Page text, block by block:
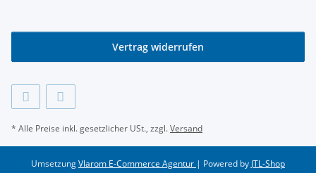
Vertrag widerrufen
* Alle Preise inkl. gesetzlicher USt., zzgl.Versand
UmsetzungVlarom E-Commerce Agentur | Powered by JTL-Shop